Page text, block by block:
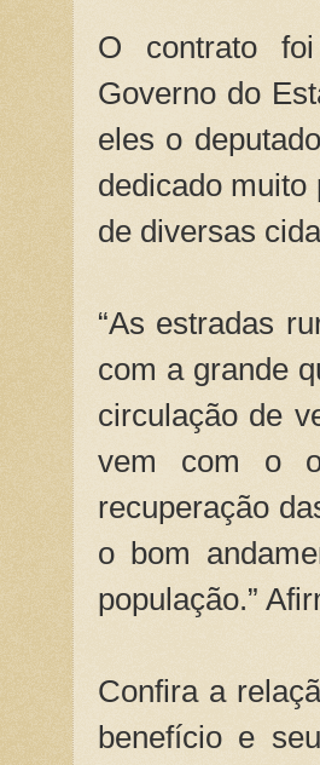
O contrato
Governo do
eles o
dedicado muito
de diversas
“As estradas
com a grande
circulação de
vem com o
recuperação
o bom
população.”
Confira a
benefício e